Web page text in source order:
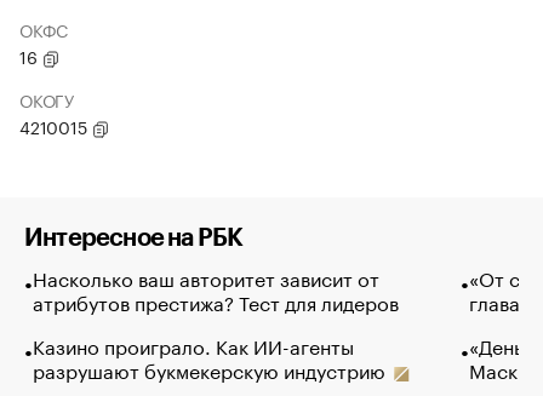
ОКФС
16
ОКОГУ
4210015
Интересное на РБК
Насколько ваш авторитет зависит от
атрибутов престижа? Тест для лидеров
Казино проиграло. Как ИИ-агенты
разрушают букмекерскую индустрию
«От
глава
Маск в